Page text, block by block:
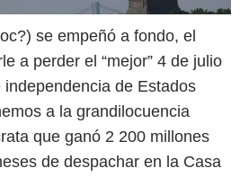
se empeñó a fondo, el
a perder el “mejor” 4 de julio
de Estados
a la grandilocuencia
que ganó 2 200 millones
de despachar en la Casa